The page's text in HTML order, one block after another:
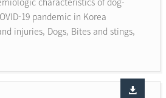
19 pandemic in Korea
injuries, Dogs, Bites and stings,